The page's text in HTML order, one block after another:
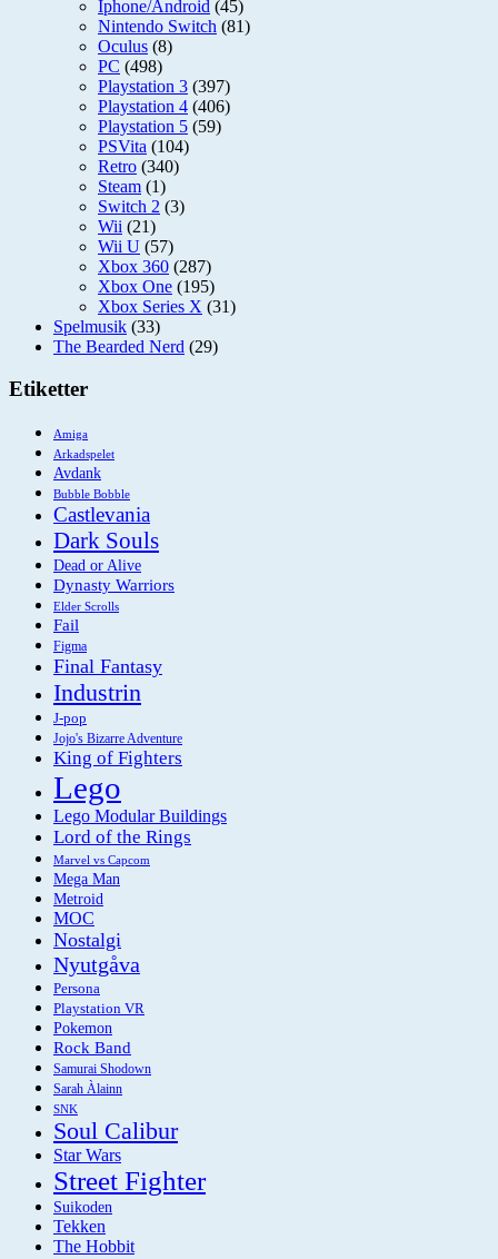
Iphone/Android (45)
Nintendo Switch (81)
Oculus (8)
PC (498)
Playstation 3 (397)
Playstation 4 (406)
Playstation 5 (59)
PSVita (104)
Retro (340)
Steam (1)
Switch 2 (3)
Wii (21)
Wii U (57)
Xbox 360 (287)
Xbox One (195)
Xbox Series X (31)
Spelmusik (33)
The Bearded Nerd (29)
Etiketter
Amiga
Arkadspelet
Avdank
Bubble Bobble
Castlevania
Dark Souls
Dead or Alive
Dynasty Warriors
Elder Scrolls
Fail
Figma
Final Fantasy
Industrin
J-pop
Jojo's Bizarre Adventure
King of Fighters
Lego
Lego Modular Buildings
Lord of the Rings
Marvel vs Capcom
Mega Man
Metroid
MOC
Nostalgi
Nyutgåva
Persona
Playstation VR
Pokemon
Rock Band
Samurai Shodown
Sarah Àlainn
SNK
Soul Calibur
Star Wars
Street Fighter
Suikoden
Tekken
The Hobbit